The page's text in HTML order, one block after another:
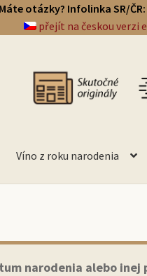
Máte otázky? Infolinka SR/ČR:
přejít na českou verzi
Víno z roku narodenia
narodenia alebo